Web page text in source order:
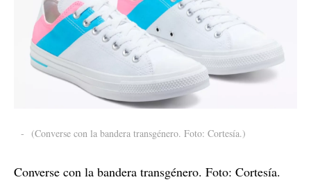
- (Converse con la bandera transgénero. Foto: Cortesía.)
Converse con la bandera transgénero. Foto: Cortesía.